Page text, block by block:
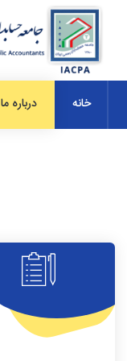
خانه درباره ما